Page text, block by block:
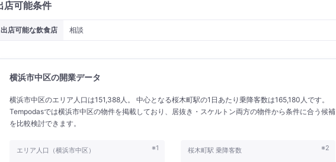
店可能条件
出店可能な飲食店 相談
横浜市中区の開業データ
横浜市中区のエリア人口は151,388人。 中心となる桜木町駅の1日あたり乗降客数は165,180人です。
Tempodasでは横浜市中区の物件を掲載しており、居抜き・スケルトン両方の物件から条件に合う候補
を比較検討できます。
※1
エリア人口（横浜市中区） ※2
桜木町駅 乗降客数